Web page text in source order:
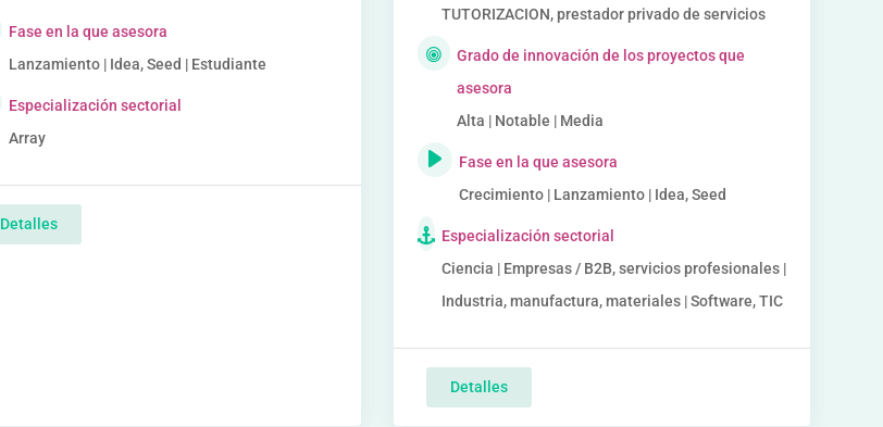
Fase en la que asesora
Lanzamiento | Idea, Seed | Estudiante
Especialización sectorial
Array
Detalles
TUTORIZACION, prestador privado de servicios
Grado de innovación de los proyectos que
asesora
Alta | Notable | Media
Fase en la que asesora
Crecimiento | Lanzamiento | Idea, Seed
Especialización sectorial
Ciencia | Empresas / B2B, servicios profesionales |
Industria, manufactura, materiales | Software, TIC
Detalles